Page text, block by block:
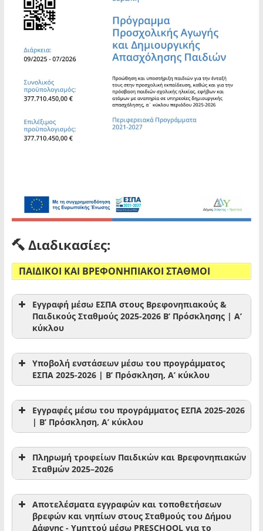
Διαδικασίες:
ΠΑΙΔΙΚΟΙ ΚΑΙ ΒΡΕΦΟΝΗΠΙΑΚΟΙ ΣΤΑΘΜΟΙ
Εγγραφή μέσω ΕΣΠΑ στους Βρεφονηπιακούς &
Παιδικούς Σταθμούς 2025-2026 Β’ Πρόσκλησης | Α’
κύκλου
Υποβολή ενστάσεων μέσω του προγράμματος
ΕΣΠΑ 2025-2026 | Β’ Πρόσκληση, Α’ κύκλου
Εγγραφές μέσω του προγράμματος ΕΣΠΑ 2025-2026
| Β’ Πρόσκληση, Α’ κύκλου
Πληρωμή τροφείων Παιδικών και Βρεφονηπιακών
Σταθμών 2025–2026
Αποτελέσματα εγγραφών και τοποθετήσεων
βρεφών και νηπίων στους Σταθμούς του Δήμου
Δάφνης - Υμηττού μέσω PRESCHOOL για το